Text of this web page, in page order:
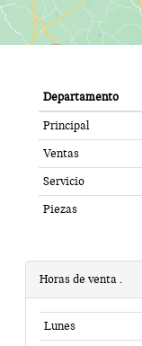
Departamento
Principal
Ventas
Servicio
Piezas
Horas de venta
Lunes